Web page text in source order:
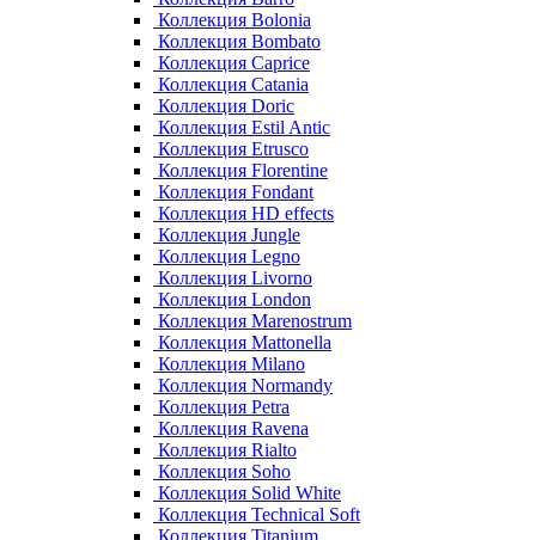
Коллекция Bolonia
Коллекция Bombato
Коллекция Caprice
Коллекция Catania
Коллекция Doric
Коллекция Estil Antic
Коллекция Etrusco
Коллекция Florentine
Коллекция Fondant
Коллекция HD effects
Коллекция Jungle
Коллекция Legno
Коллекция Livorno
Коллекция London
Коллекция Marenostrum
Коллекция Mattonella
Коллекция Milano
Коллекция Normandy
Коллекция Petra
Коллекция Ravena
Коллекция Rialto
Коллекция Soho
Коллекция Solid White
Коллекция Technical Soft
Коллекция Titanium